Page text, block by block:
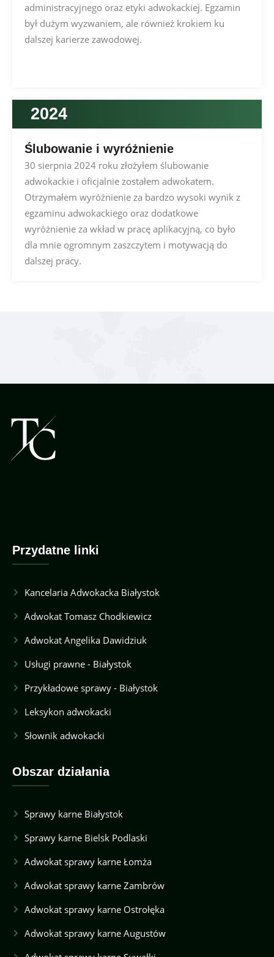
administracyjnego oraz etyki adwokackiej. Egzamin
był dużym wyzwaniem, ale również krokiem ku
dalszej karierze zawodowej.
2024
Ślubowanie i wyróżnienie
30 sierpnia 2024 roku złożyłem ślubowanie
adwokackie i oficjalnie zostałem adwokatem.
Otrzymałem wyróżnienie za bardzo wysoki wynik z
egzaminu adwokackiego oraz dodatkowe
wyróżnienie za wkład w pracę aplikacyjną, co było
dla mnie ogromnym zaszczytem i motywacją do
dalszej pracy.
Przydatne linki
Kancelaria Adwokacka Białystok
Adwokat Tomasz Chodkiewicz
Adwokat Angelika Dawidziuk
Usługi prawne - Białystok
Przykładowe sprawy - Białystok
Leksykon adwokacki
Słownik adwokacki
Obszar działania
Sprawy karne Białystok
Sprawy karne Bielsk Podlaski
Adwokat sprawy karne Łomża
Adwokat sprawy karne Zambrów
Adwokat sprawy karne Ostrołęka
Adwokat sprawy karne Augustów